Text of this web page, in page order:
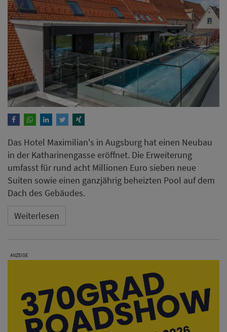
Das Hotel Maximilian's in Augsburg hat einen Neubau
in der Katharinengasse eröffnet. Die Erweiterung
umfasst für rund acht Millionen Euro sieben neue
Suiten sowie einen ganzjährig beheizten Pool auf dem
Dach des Gebäudes.
Weiterlesen
ANZEIGE